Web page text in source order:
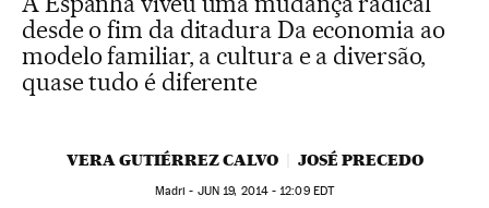
desde o fim da ditadura Da economia ao
modelo familiar, a cultura e a diversão,
quase tudo é diferente
VERA GUTIÉRREZ CALVO JOSÉ PRECEDO
Madri - JUN 19, 2014 - 12:09EDT